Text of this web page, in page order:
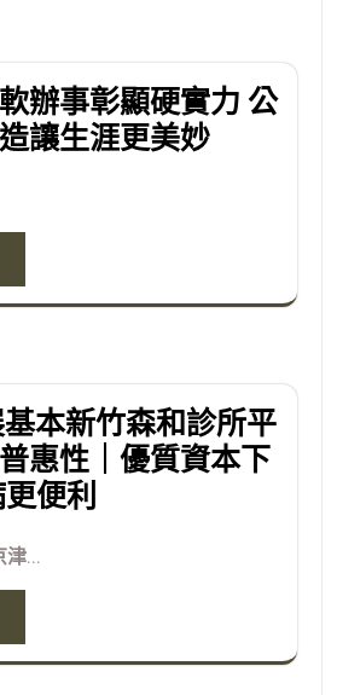
辦事彰顯硬實力 公
讓生涯更美妙
基本新竹森和診所平
惠性｜優質資本下
便利
津...